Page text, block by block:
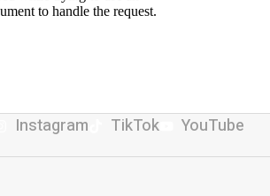
Instagram TikTok YouTube